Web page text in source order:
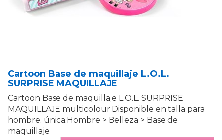
Cartoon Base de maquillaje L.O.L.
SURPRISE MAQUILLAJE
Cartoon Base de maquillaje L.O.L. SURPRISE
MAQUILLAJE multicolour Disponible en talla para
hombre. única.Hombre > Belleza > Base de
maquillaje